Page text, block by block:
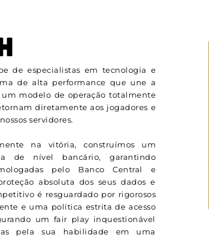
de especialistas em tecnologia e
de alta performance que une a
modelo de operação totalmente
diretamente aos jogadores e
servidores.
na vitória, construímos um
de nível bancário, garantindo
pelo Banco Central e
absoluta dos seus dados e
é resguardado por rigorosos
e uma política estrita de acesso
um fair play inquestionável
pela sua habilidade em uma